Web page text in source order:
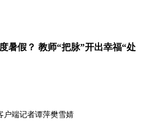
暑假？ 教师“把脉”开出幸福“处
端记者谭萍樊雪婧